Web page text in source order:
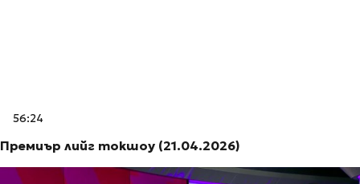
56:24
Премиър лийг токшоу (21.04.2026)